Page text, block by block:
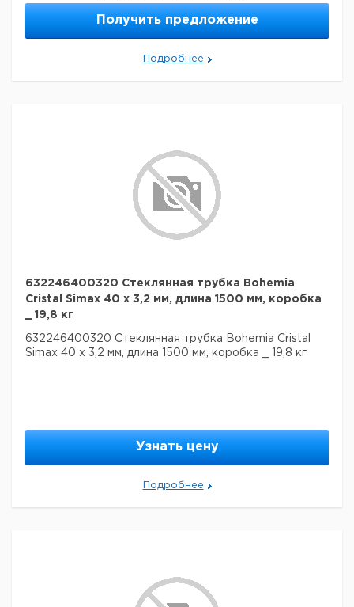
Получить предложение
Подробнее
632246400320 Стеклянная трубка Bohemia
Cristal Simax 40 х 3,2 мм, длина 1500 мм, коробка
_ 19,8 кг
632246400320 Стеклянная трубка Bohemia Cristal
Simax 40 х 3,2 мм, длина 1500 мм, коробка _ 19,8 кг
Узнать цену
Подробнее